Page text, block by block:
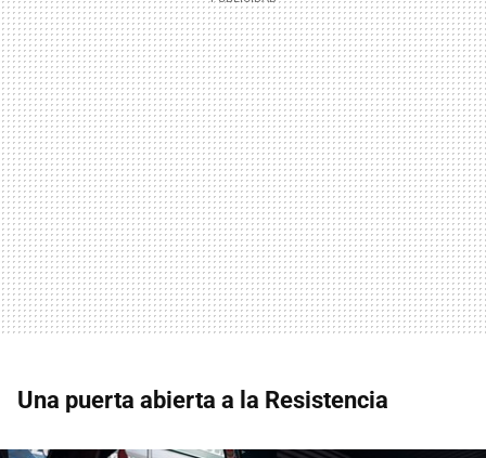
Una puerta abierta a la Resistencia